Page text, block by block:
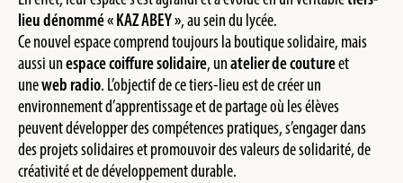
lieu dénommé « KAZ ABEY », au sein du lycée.
Ce nouvel espace comprend toujours la boutique solidaire, mais
aussi unespace coiffure solidaire, unatelier de coutureet
uneweb radio. L’objectif de ce tiers-lieu est de créer un
environnement d’apprentissage et de partage où les élèves
peuvent développer des compétences pratiques, s’engager dans
des projets solidaires et promouvoir des valeurs de solidarité, de
créativité et de développement durable.